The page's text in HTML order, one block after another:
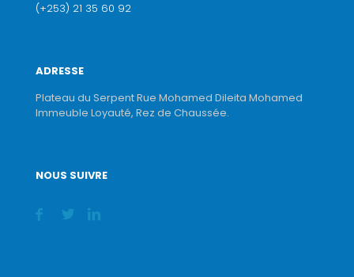
(+253) 21 35 60 92
ADRESSE
Plateau du Serpent Rue Mohamed Dileita Mohamed
Immeuble Loyauté, Rez de Chaussée.
NOUS SUIVRE